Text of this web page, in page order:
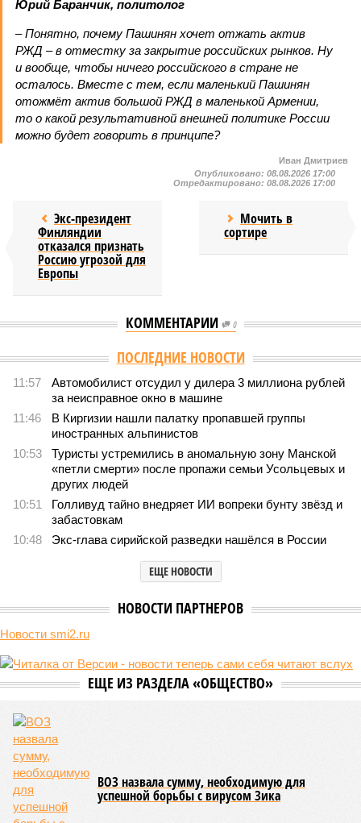
Юрий Баранчик, политолог
– Понятно, почему Пашинян хочет отжать актив
РЖД – в отместку за закрытие российских рынков. Ну
и вообще, чтобы ничего российского в стране не
осталось. Вместе с тем, если маленький Пашинян
отожмёт актив большой РЖД в маленькой Армении,
то о какой результативной внешней политике России
можно будет говорить в принципе?
Иван Дмитриев
Опубликовано: 08.08.2026 17:00
Отредактировано: 08.08.2026 17:00
Экс-президент
Финляндии
отказался признать
Россию угрозой для
Европы
Мочить в
сортире
КОММЕНТАРИИ 0
ПОСЛЕДНИЕ НОВОСТИ
11:57
Автомобилист отсудил у дилера 3 миллиона рублей
за неисправное окно в машине
11:46
В Киргизии нашли палатку пропавшей группы
иностранных альпинистов
10:53
Туристы устремились в аномальную зону Манской
«петли смерти» после пропажи семьи Усольцевых и
других людей
10:51
Голливуд тайно внедряет ИИ вопреки бунту звёзд и
забастовкам
10:48
Экс-глава сирийской разведки нашёлся в России
ЕЩЕ НОВОСТИ
НОВОСТИ ПАРТНЕРОВ
Новости smi2.ru
ЕЩЕ ИЗ РАЗДЕЛА «ОБЩЕСТВО»
ВОЗ назвала сумму, необходимую для
успешной борьбы с вирусом Зика